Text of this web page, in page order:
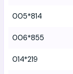
005*814
006*855
014*219